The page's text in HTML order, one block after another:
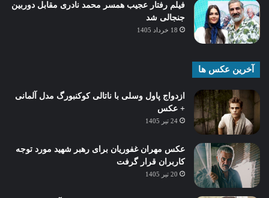
فیلم رفتار عجیب همسر محمد نادری مقابل دوربین
جنجالی شد
18 خرداد 1405
آخرین عکس ها
ازدواج پاول وسلی با ناتالی کوکنبورگ مدل آلمانی
+ عکس
24 تیر 1405
عکس مهران غفوریان برای رهبر شهید مورد توجه
کاربران قرار گرفت
20 تیر 1405